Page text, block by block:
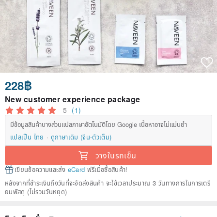
228฿
New customer experience package
5 (1)
มีข้อมูลสินค้าบางส่วนแปลภาษาอัตโนมัติโดย Google เนื้อหาอาจไม่แม่นยำ
แปลเป็น ไทย
ดูภาษาเดิม (จีน-ตัวเต็ม)
วางในรถเข็น
เขียนข้อความและส่ง eCard ฟรีเมื่อซื้อสินค้า!
หลังจากที่ชำระเงินถึงวันที่จะจัดส่งสินค้า จะใช้เวลาประมาณ 3 วันทางการในการเตรี
ยมพัสดุ (ไม่รวมวันหยุด)